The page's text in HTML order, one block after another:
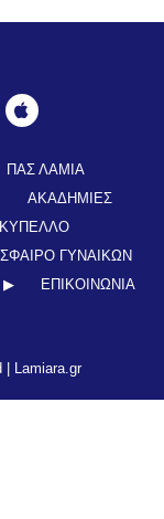
ΠΑΣ ΛΑΜΙΑ
ΑΚΑΔΗΜΙΕΣ
ΚΥΠΕΛΛΟ
ΓΥΝΑΙΚΩΝ
▶︎ ΕΠΙΚΟΙΝΩΝΊΑ
| Lamiara.gr